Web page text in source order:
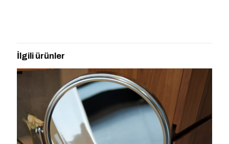
ERİK” için yorum yapan ilk kişi siz olun
E-posta adresiniz yayınlanmayacak.
ile
işaretlenmişlerdir
Derecelendirmeniz*
1/5
yıldız
2/5
yıldız
3/5
4/5
yıldız
5/5
yıldız
İlgili ürünler